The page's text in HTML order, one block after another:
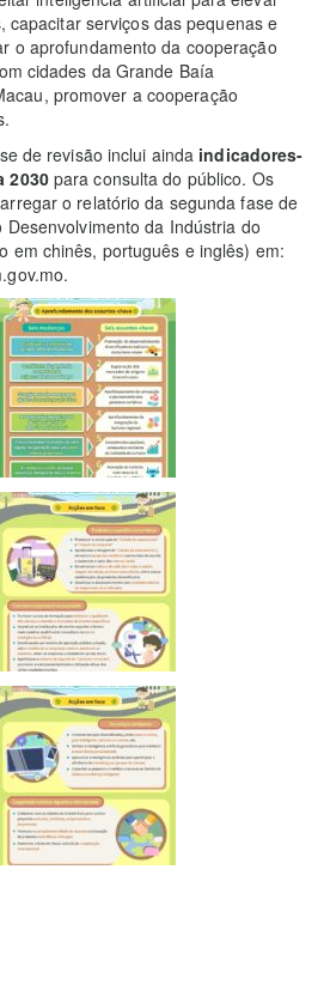
capacitar serviços das pequenas e
o aprofundamento da cooperação
cidades da Grande Baía
promover a cooperação
de revisão inclui ainda indicadores-
2030para consulta do público. Os
o relatório da segunda fase de
da Indústria do
em chinês, português e inglês) em: